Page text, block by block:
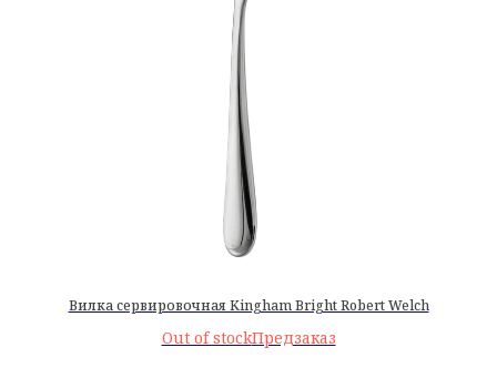
Вилка сервировочная Kingham Bright Robert Welch
Out of stock